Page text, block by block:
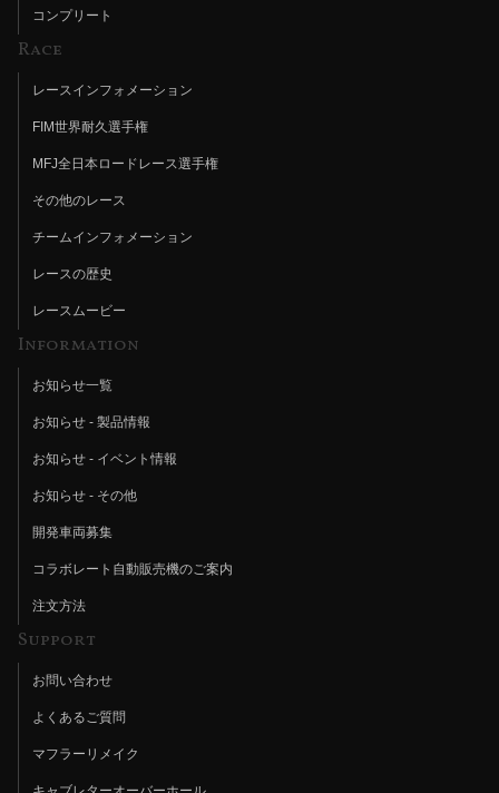
コンプリート
Race
レースインフォメーション
FIM世界耐久選手権
MFJ全日本ロードレース選手権
その他のレース
チームインフォメーション
レースの歴史
レースムービー
Information
お知らせ一覧
お知らせ - 製品情報
お知らせ - イベント情報
お知らせ - その他
開発車両募集
コラボレート自動販売機のご案内
注文方法
Support
お問い合わせ
よくあるご質問
マフラーリメイク